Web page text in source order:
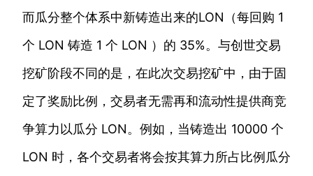
而瓜分整个体系中新铸造出来的LON（每回购 1
个 LON 铸造 1 个 LON ）的 35%。与创世交易
挖矿阶段不同的是，在此次交易挖矿中，由于固
定了奖励比例，交易者无需再和流动性提供商竞
争算力以瓜分 LON。例如，当铸造出 10000 个
LON 时，各个交易者将会按其算力所占比例瓜分